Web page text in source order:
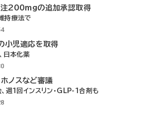
注200mgの追加承認取得
持療法で
小児適応を取得
日本化薬
ノスなど審議
週1回インスリン・GLP-1合剤も